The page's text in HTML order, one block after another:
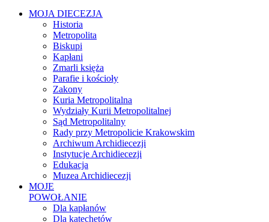
MOJA DIECEZJA
Historia
Metropolita
Biskupi
Kapłani
Zmarli księża
Parafie i kościoły
Zakony
Kuria Metropolitalna
Wydziały Kurii Metropolitalnej
Sąd Metropolitalny
Rady przy Metropolicie Krakowskim
Archiwum Archidiecezji
Instytucje Archidiecezji
Edukacja
Muzea Archidiecezji
MOJE
POWOŁANIE
Dla kapłanów
Dla katechetów